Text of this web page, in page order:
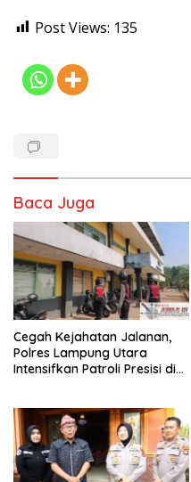
Post Views: 135
Baca Juga
Cegah Kejahatan Jalanan,
Polres Lampung Utara
Intensifkan Patroli Presisi di